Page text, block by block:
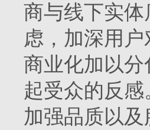
商与线下实
虑，加深用
商业化加以
起受众的反
加强品质以